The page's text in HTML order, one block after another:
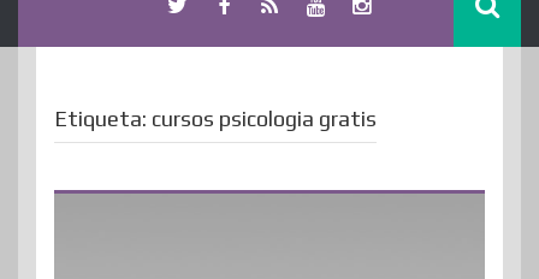
Etiqueta: cursos psicologia gratis